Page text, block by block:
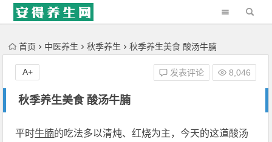
'); })();
首页 中医养生 秋季养生 秋季养生美食 酸汤牛腩
秋季养生美食 酸汤牛腩
发表评论 8,046
A+
平时牛腩的吃法多以清炖、红烧为主，今天的这道酸汤